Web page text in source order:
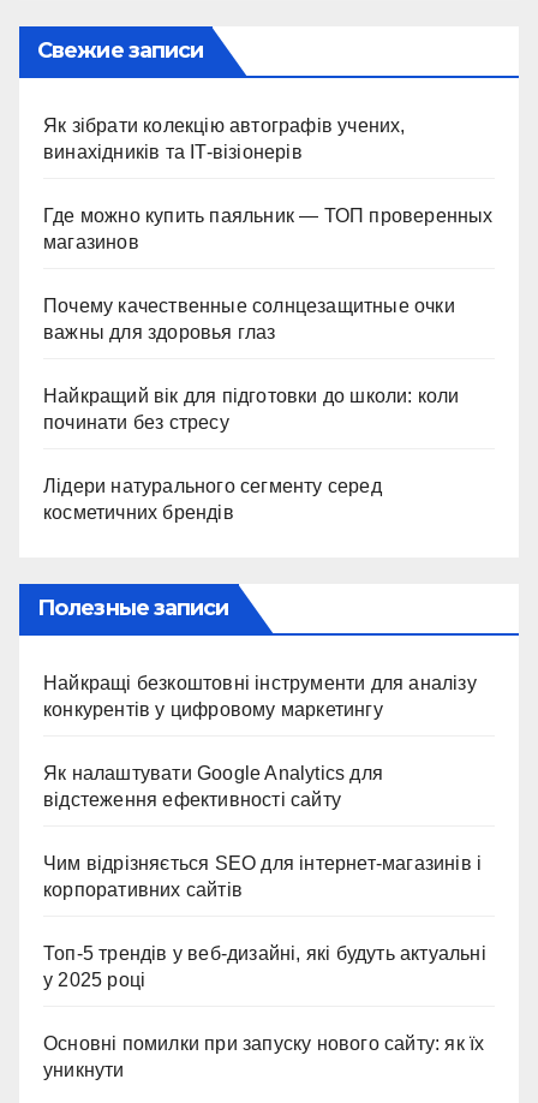
Свежие записи
Як зібрати колекцію автографів учених,
винахідників та IT-візіонерів
Где можно купить паяльник — ТОП проверенных
магазинов
Почему качественные солнцезащитные очки
важны для здоровья глаз
Найкращий вік для підготовки до школи: коли
починати без стресу
Лідери натурального сегменту серед
косметичних брендів
Полезные записи
Найкращі безкоштовні інструменти для аналізу
конкурентів у цифровому маркетингу
Як налаштувати Google Analytics для
відстеження ефективності сайту
Чим відрізняється SEO для інтернет-магазинів і
корпоративних сайтів
Топ-5 трендів у веб-дизайні, які будуть актуальні
у 2025 році
Основні помилки при запуску нового сайту: як їх
уникнути